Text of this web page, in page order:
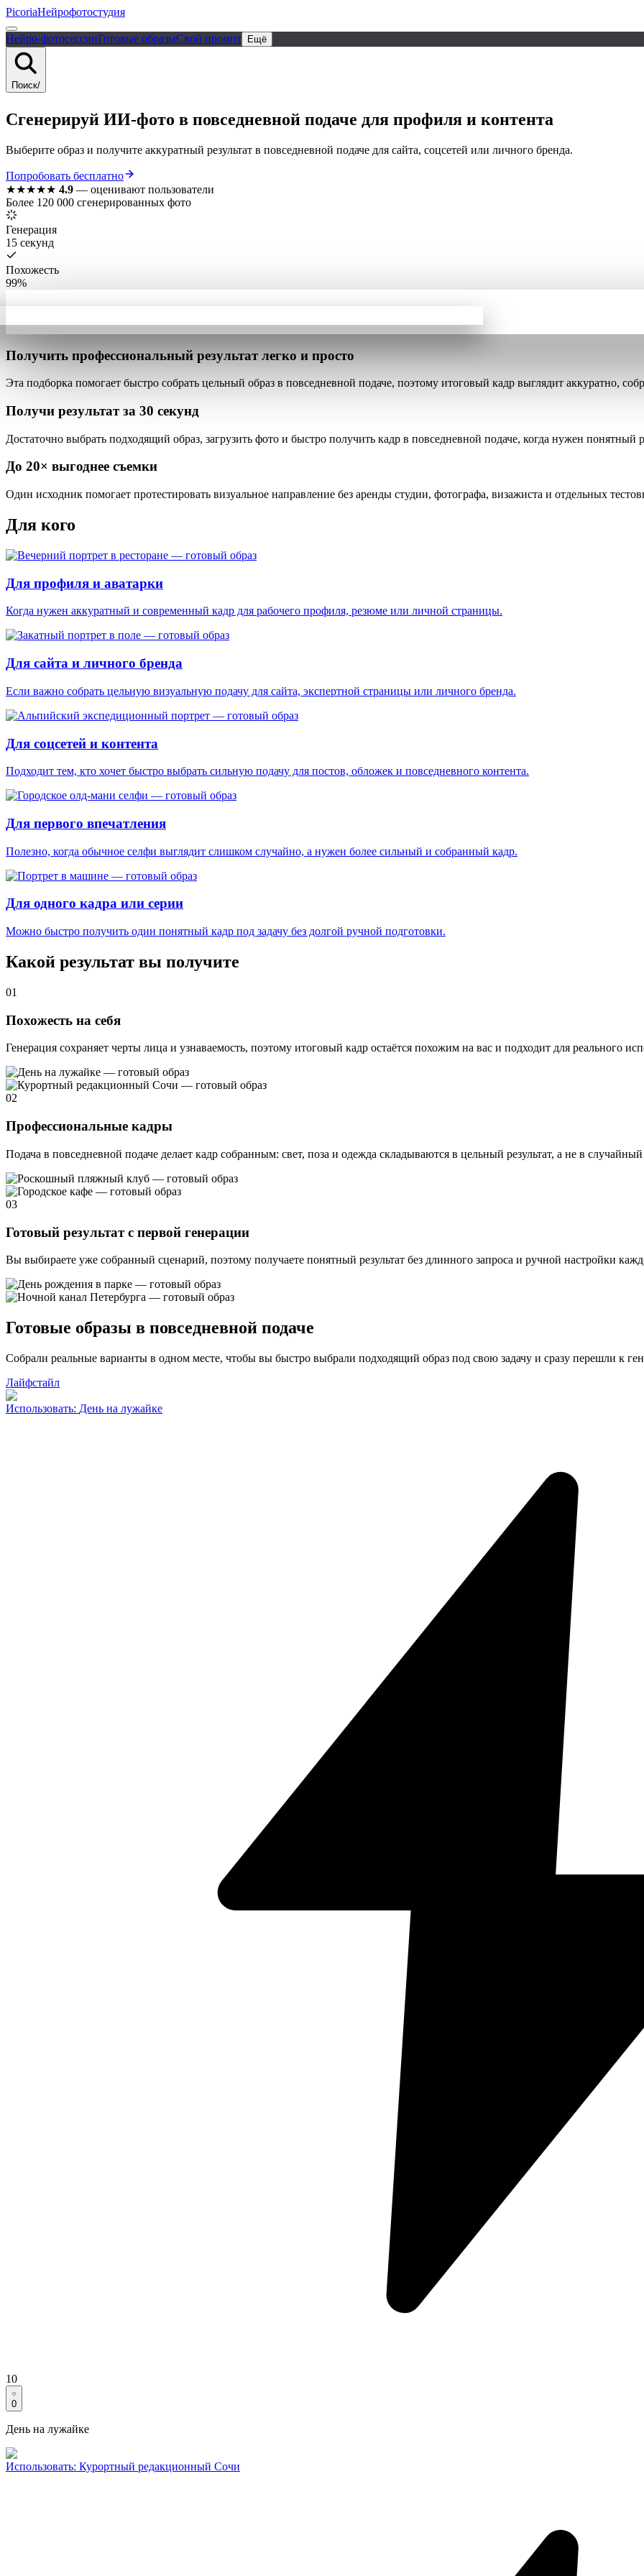
PicoriaНейрофотостудия
Нейро-фотосессииГотовые образыСвой промпт Ещё
Поиск/
Сгенерируй ИИ-фото в повседневной подаче для профиля и контента
Выберите образ и получите аккуратный результат в повседневной подаче для сайта, соцсетей или личного бренда.
Попробовать бесплатно
★★★★★ 4.9 — оценивают пользователи
Более 120 000 сгенерированных фото
Генерация
15 секунд
Похожесть
99%
Получить профессиональный результат легко и просто
Эта подборка помогает быстро собрать цельный образ в повседневной подаче, поэтому итоговый кадр выглядит аккуратно,
Получи результат за 30 секунд
Достаточно выбрать подходящий образ, загрузить фото и быстро получить кадр в повседневной подаче, когда нужен понятный
До 20× выгоднее съемки
Один исходник помогает протестировать визуальное направление без аренды студии, фотографа, визажиста и отдельных
Для кого
Для профиля и аватарки
Когда нужен аккуратный и современный кадр для рабочего профиля, резюме или личной страницы.
Для сайта и личного бренда
Если важно собрать цельную визуальную подачу для сайта, экспертной страницы или личного бренда.
Для соцсетей и контента
Подходит тем, кто хочет быстро выбрать сильную подачу для постов, обложек и повседневного контента.
Для первого впечатления
Полезно, когда обычное селфи выглядит слишком случайно, а нужен более сильный и собранный кадр.
Для одного кадра или серии
Можно быстро получить один понятный кадр под задачу без долгой ручной подготовки.
Какой результат вы получите
01
Похожесть на себя
Генерация сохраняет черты лица и узнаваемость, поэтому итоговый кадр остаётся похожим на вас и подходит для реального
02
Профессиональные кадры
Подача в повседневной подаче делает кадр собранным: свет, поза и одежда складываются в цельный результат, а не в
03
Готовый результат с первой генерации
Вы выбираете уже собранный сценарий, поэтому получаете понятный результат без длинного запроса и ручной настройки
Готовые образы в повседневной подаче
Собрали реальные варианты в одном месте, чтобы вы быстро выбрали подходящий образ под свою задачу и сразу перешли к
Лайфстайл
Использовать: День на лужайке
10
0
День на лужайке
Использовать: Курортный редакционный Сочи